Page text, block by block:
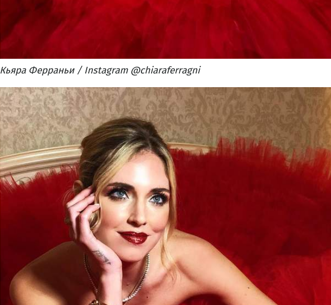
Кьяра Ферраньи / Instagram @chiaraferragni